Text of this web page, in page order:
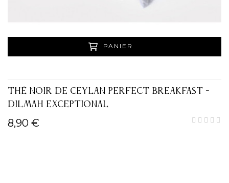
PANIER
THÉ NOIR DE CEYLAN PERFECT BREAKFAST -
DILMAH EXCEPTIONAL
8,90 €